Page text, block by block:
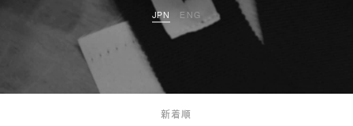
JPN ENG
新着順